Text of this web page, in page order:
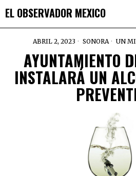
EL OBSERVADOR MEXICO
ABRIL 2, 2023 SONORA UN
AYUNTAMIENTO
INSTALARÁ UN